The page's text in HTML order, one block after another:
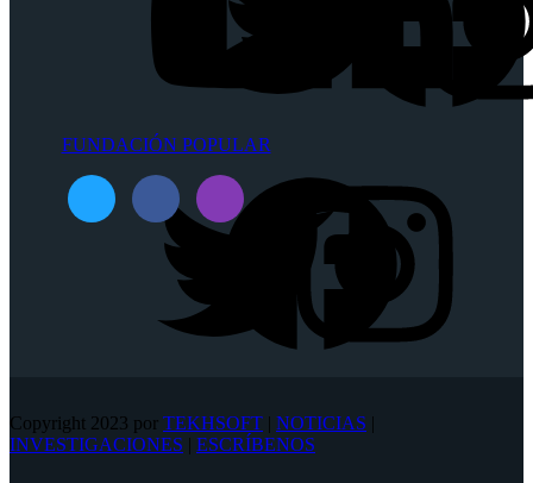
FUNDACIÓN POPULAR
Copyright 2023 por TEKHSOFT | NOTICIAS |
INVESTIGACIONES | ESCRÍBENOS